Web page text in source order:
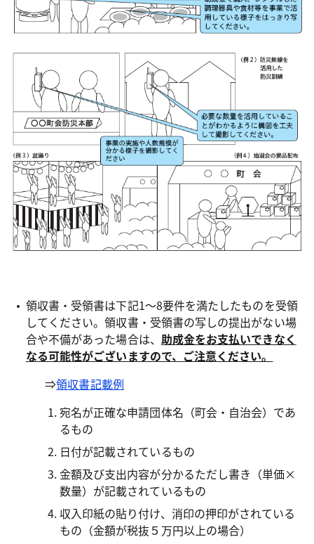
領収書・受領書は下記1～8要件を満たしたものを受領
してください。領収書・受領書の写しの提出がない場
合や不備があった場合は、 助成金をお支払いできなく
なる可能性がございますので、ご注意ください。
⇒​​​​​領収書記載例
宛名が正確な申請団体名（町会・自治会）であ
るもの
日付が記載されているもの
金額及び支出内容が分かるただし書き（単価×
数量）が記載されているもの
収入印紙の貼り付け、消印の押印がされている
もの（金額が税抜５万円以上の場合）